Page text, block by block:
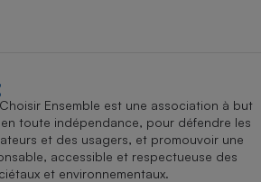
Ensemble est une association à but
toute indépendance, pour défendre les
et des usagers, et promouvoir une
accessible et respectueuse des
et environnementaux.